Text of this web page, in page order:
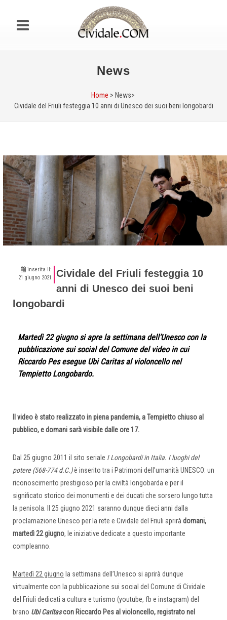
News
Home > News>
Cividale del Friuli festeggia 10 anni di Unesco dei suoi beni longobardi
inserita il:
21 giugno 2021
Cividale del Friuli festeggia 10
anni di Unesco dei suoi beni
longobardi
Martedì 22 giugno si apre la settimana dell’Unesco con la
pubblicazione sui social del Comune del video in cui
Riccardo Pes esegue Ubi Caritas al violoncello nel
Tempietto Longobardo.
Il video è stato realizzato in piena pandemia, a Tempietto chiuso al
pubblico, e domani sarà visibile dalle ore 17.
Dal 25 giugno 2011 il sito seriale I Longobardi in Italia. I luoghi del
potere (568-774 d.C.)è inserito tra i Patrimoni dell’umanità UNESCO: un
riconoscimento prestigioso per la civiltà longobarda e per il
significato storico dei monumenti e dei ducati che sorsero lungo tutta
la penisola. Il 25 giugno 2021 saranno dunque dieci anni dalla
proclamazione Unesco per la rete e Cividale del Friuli aprirà domani,
martedì 22 giugno, le iniziative dedicate a questo importante
compleanno.
Martedì 22 giugno la settimana dell’Unesco si aprirà dunque
virtualmente con la pubblicazione sui social del Comune di Cividale
del Friuli dedicati a cultura e turismo (youtube, fb e instagram) del
brano Ubi Caritascon Riccardo Pes al violoncello, registrato nel